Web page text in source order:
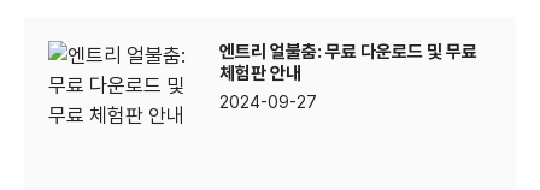
엔트리 얼불춤: 무료 다운로드 및 무료
체험판 안내
2024-09-27